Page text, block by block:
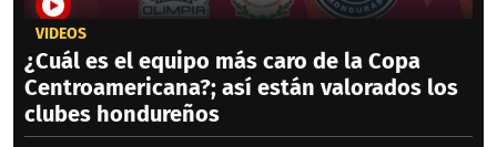
VIDEOS
¿Cuál es el equipo más caro de la Copa
Centroamericana?; así están valorados los
clubes hondureños